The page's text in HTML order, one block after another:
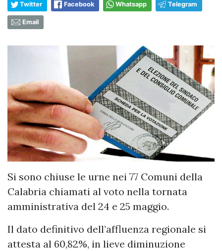
Twitter Facebook Whatsapp Telegram
Email
Si sono chiuse le urne nei 77 Comuni della
Calabria chiamati al voto nella tornata
amministrativa del 24 e 25 maggio.
Il dato definitivo dell’affluenza regionale si
attesta al 60,82%, in lieve diminuzione